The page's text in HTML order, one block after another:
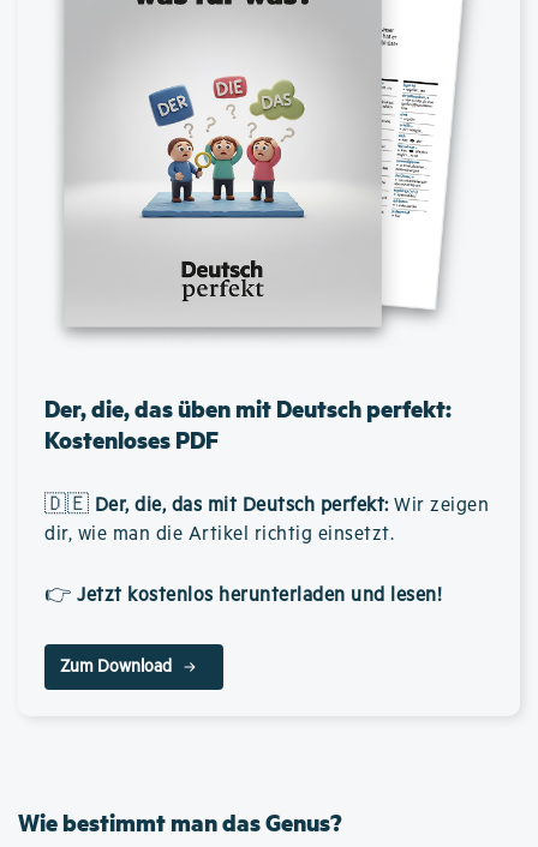
Der, die, das üben mit Deutsch perfekt:
Kostenloses PDF
🇩🇪 Der, die, das mit Deutsch perfekt: Wir zeigen
dir, wie man die Artikel richtig einsetzt.
👉 Jetzt kostenlos herunterladen und lesen!
Zum Download
Wie bestimmt man das Genus?